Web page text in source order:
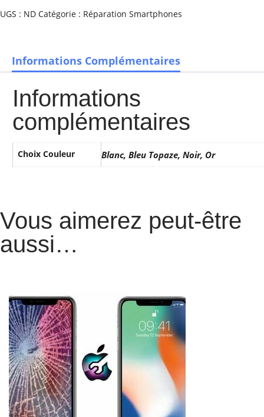
S6
UGS : ND Catégorie : Réparation Smartphones
Informations Complémentaires
Informations
complémentaires
Choix Couleur Blanc, Bleu Topaze, Noir, Or
Vous aimerez peut-être
aussi…